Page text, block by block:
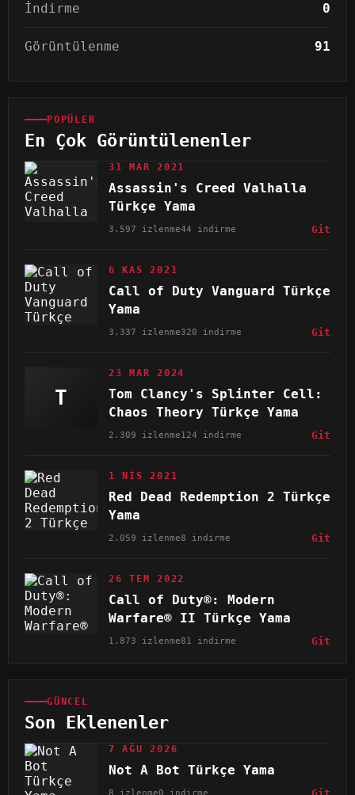
İndirme 0
Görüntülenme 91
POPÜLER
En Çok Görüntülenenler
31 MAR 2021
Assassin's Creed Valhalla
Türkçe Yama
3.597 izlenme44 indirme Git
6 KAS 2021
Call of Duty Vanguard Türkçe
Yama
3.337 izlenme320 indirme Git
T
23 MAR 2024
Tom Clancy's Splinter Cell:
Chaos Theory Türkçe Yama
2.309 izlenme124 indirme Git
1 NIS 2021
Red Dead Redemption 2 Türkçe
Yama
2.059 izlenme8 indirme Git
26 TEM 2022
Call of Duty®: Modern
Warfare® II Türkçe Yama
1.873 izlenme81 indirme Git
GÜNCEL
Son Eklenenler
7 AĞU 2026
Not A Bot Türkçe Yama